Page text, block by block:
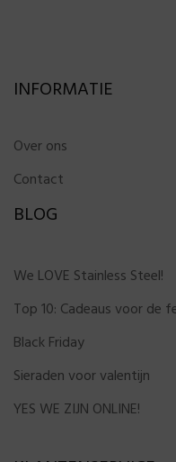
INFORMATIE
Over ons
Contact
BLOG
We LOVE Stainless Steel!
Top 10: Cadeaus voor de
Black Friday
Sieraden voor valentijn
YES WE ZIJN ONLINE!